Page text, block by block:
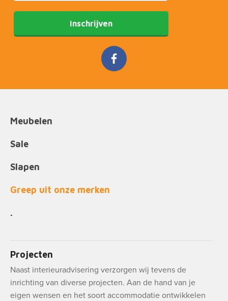
Inschrijven
Meubelen
Sale
Slapen
Greep uit onze merken
.
Projecten
Naast interieuradvisering verzorgen wij tevens de
inrichting van diverse projecten. Aan de hand van je
eigen wensen en het soort accommodatie ontwikkelen